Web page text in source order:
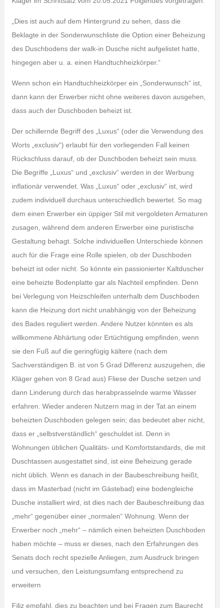
„Dies ist auch auf dem Hintergrund zu sehen, dass die
Beklagte in der Sonderwunschliste die Option einer Beheizung
des Duschbodens der walk-in Dusche nicht aufgelistet hatte,
hingegen aber u. a. einen Handtuchheizkörper.“
Wenn schon ein Handtuchheizkörper ein „Sonderwunsch“ ist,
dann kann der Erwerber nicht ohne weiteres davon ausgehen,
dass auch der Duschboden beheizt ist.
Der schillernde Begriff des „Luxus“ (oder die Verwendung des
Worts „exclusiv“) erlaubt für den vorliegenden Fall keinen
Rückschluss darauf, ob der Duschboden beheizt sein muss.
Die Begriffe „Luxus“ und „exclusiv“ werden in der Werbung
inflationär verwendet. Was „Luxus“ oder „exclusiv“ ist, wird
zudem individuell durchaus unterschiedlich bewertet. So mag
dem einen Erwerber ein üppiger Stil mit vergoldeten Armaturen
zusagen, während dem anderen Erwerber eine puristische
Gestaltung behagt. Solche individuellen Unterschiede können
auch für die Frage eine Rolle spielen, ob der Duschboden
beheizt ist oder nicht. So könnte ein passionierter Kaltduscher
eine beheizte Bodenplatte gar als Nachteil empfinden. Denn
bei Verlegung von Heizschleifen unterhalb dem Duschboden
kann die Heizung dort nicht unabhängig von der Beheizung
des Bades reguliert werden. Andere Nutzer könnten es als
willkommene Abhärtung oder Ertüchtigung empfinden, wenn
sie den Fuß auf die geringfügig kältere (nach dem
Sachverständigen B. ist von 5 Grad Differenz auszugehen, die
Kläger gehen von 8 Grad aus) Fliese der Dusche setzen und
dann Linderung durch das herabprasselnde warme Wasser
erfahren. Wieder anderen Nutzern mag in der Tat an einem
beheizten Duschboden gelegen sein; das bedeutet aber nicht,
dass er „selbstverständlich“ geschuldet ist. Denn in
Wohnungen üblichen Qualitäts- und Komfortstandards, die mit
Duschtassen ausgestattet sind, ist eine Beheizung gerade
nicht üblich. Wenn es danach in der Baubeschreibung heißt,
dass im Masterbad (nicht im Gästebad) eine bodengleiche
Dusche installiert wird, ist dies nach der Baubeschreibung das
„mehr“ gegenüber einer „normalen“ Wohnung. Wenn der
Erwerber noch „mehr“ – nämlich einen beheizten Duschboden
haben möchte – muss er dieses, nach den Erfahrungen des
Senats doch recht spezielle Anliegen, zum Ausdruck bringen
und versuchen, den Leistungsumfang entsprechend zu
erweitern
Filiz empfahl, dies zu beachten und bei Fragen zum Baurecht